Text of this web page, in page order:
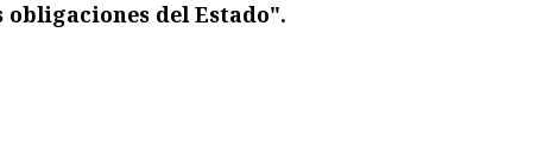
del Estado".